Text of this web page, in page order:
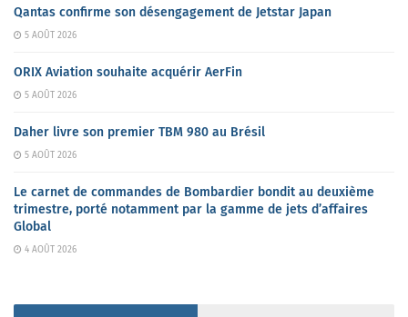
Qantas confirme son désengagement de Jetstar Japan
5 AOÛT 2026
ORIX Aviation souhaite acquérir AerFin
5 AOÛT 2026
Daher livre son premier TBM 980 au Brésil
5 AOÛT 2026
Le carnet de commandes de Bombardier bondit au deuxième
trimestre, porté notamment par la gamme de jets d’affaires
Global
4 AOÛT 2026